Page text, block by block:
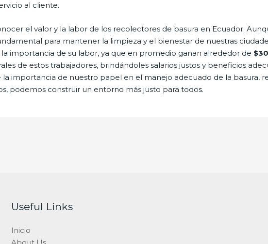
al cliente.
el valor y la labor de los recolectores de basura en Ecuador.
para mantener la limpieza y el bienestar de nuestras
importancia de su labor, ya que en promedio ganan alrededor de
de estos trabajadores, brindándoles salarios justos y beneficios
importancia de nuestro papel en el manejo adecuado de la basura,
podemos construir un entorno más justo para todos.
Useful Links
Inicio